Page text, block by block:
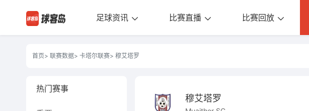
足球资讯 比赛直播 比赛回放
首页> 联赛数据> 卡塔尔联赛> 穆艾塔罗
热门赛事
穆艾塔罗